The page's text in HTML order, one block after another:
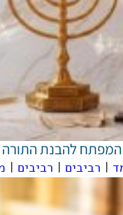
המפתח להבנת התורה
| רביבים | רביבים |